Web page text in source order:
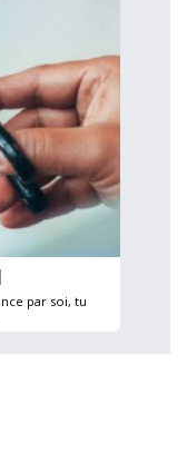
par soi, tu